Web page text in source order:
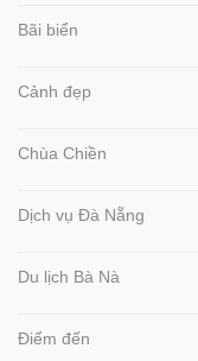
Bãi biển
Cảnh đẹp
Chùa Chiền
Dịch vụ Đà Nẵng
Du lịch Bà Nà
Điểm đến